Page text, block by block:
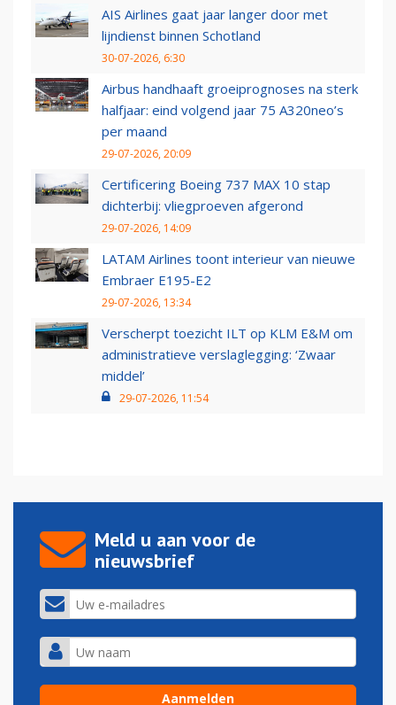
AIS Airlines gaat jaar langer door met
lijndienst binnen Schotland
30-07-2026, 6:30
Airbus handhaaft groeiprognoses na sterk
halfjaar: eind volgend jaar 75 A320neo’s
per maand
29-07-2026, 20:09
Certificering Boeing 737 MAX 10 stap
dichterbij: vliegproeven afgerond
29-07-2026, 14:09
LATAM Airlines toont interieur van nieuwe
Embraer E195-E2
29-07-2026, 13:34
Verscherpt toezicht ILT op KLM E&M om
administratieve verslaglegging: ‘Zwaar
middel’
29-07-2026, 11:54
Meld u aan voor de
nieuwsbrief